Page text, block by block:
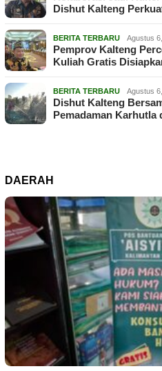
Dishut Kalteng
BERITA TERBARU Agustus
Pemprov Kalteng
Kuliah Gratis
BERITA TERBARU Agustus
Dishut Kalteng
Pemadaman Karhutla
DAERAH